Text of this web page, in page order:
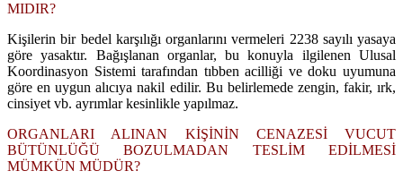
MIDIR?
Kişilerin bir bedel karşılığı organlarını vermeleri 2238 sayılı yasaya
göre yasaktır. Bağışlanan organlar, bu konuyla ilgilenen Ulusal
Koordinasyon Sistemi tarafından tıbben acilliği ve doku uyumuna
göre en uygun alıcıya nakil edilir. Bu belirlemede zengin, fakir, ırk,
cinsiyet vb. ayrımlar kesinlikle yapılmaz.
ORGANLARI ALINAN KİŞİNİN CENAZESİ VUCUT
BÜTÜNLÜĞÜ BOZULMADAN TESLİM EDİLMESİ
MÜMKÜN MÜDÜR?